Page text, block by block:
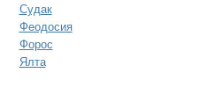
Судак
Феодосия
Форос
Ялта